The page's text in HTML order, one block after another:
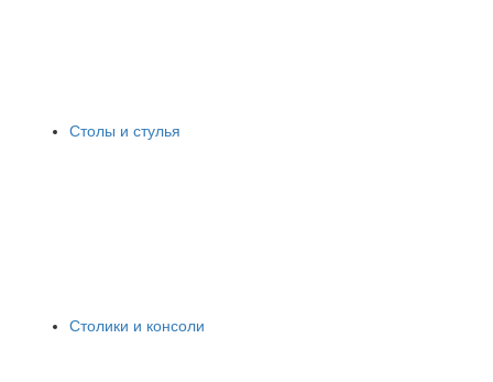
Столы и стулья
Столики и консоли